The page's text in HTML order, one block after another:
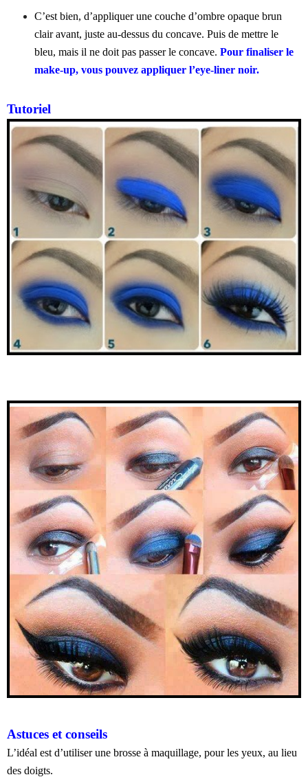
C’est bien, d’appliquer une couche d’ombre opaque brun
clair avant, juste au-dessus du concave. Puis de mettre le
bleu, mais il ne doit pas passer le concave. Pour finaliser le
make-up, vous pouvez appliquer l’eye-liner noir.
Tutoriel
Astuces et conseils
L’idéal est d’utiliser une brosse à maquillage, pour les yeux, au lieu
des doigts.